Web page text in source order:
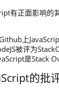
有正面影响的
上
被评为
是Stack
的批